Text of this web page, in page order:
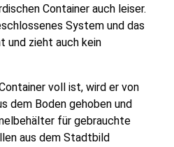
Container auch leiser.
System und das
und zieht auch kein
voll ist, wird er von
dem Boden gehoben und
für gebrauchte
aus dem Stadtbild